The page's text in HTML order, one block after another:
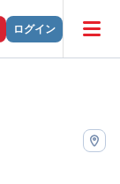
ログイン